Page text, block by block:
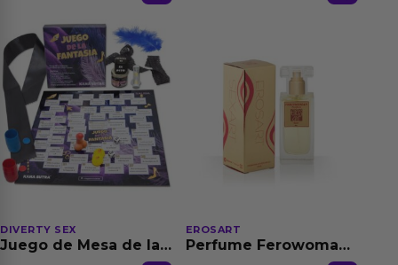
DIVERTY SEX
Juego de Mesa de las
EROSART
Perfume Ferowoman